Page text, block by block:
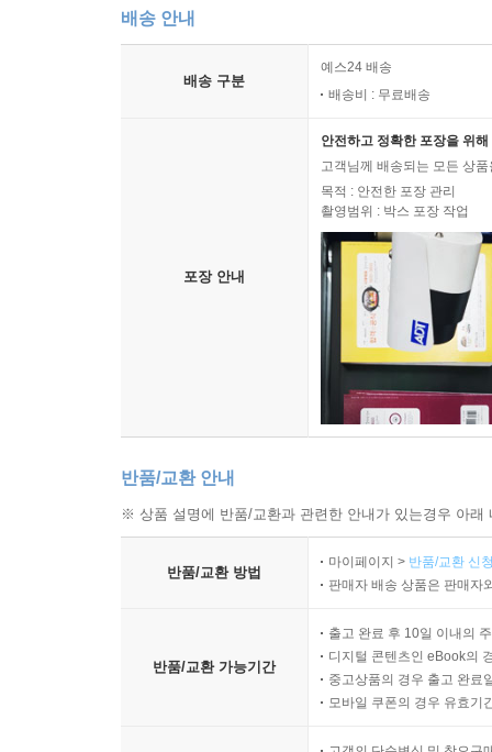
배송 안내
배송 구분
예스24 배송
배송비 : 무료배송
포장 안내
안전하고 정확한 포장을 위
고객님께 배송되는 모든 상
목적 : 안전한 포장 관리
촬영범위 : 박스 포장 작업
반품/교환 안내
※ 상품 설명에 반품/교환과 관련한 안내가 있는경우 아
반품/교환 방법
마이페이지 > 반품/교환 신
판매자 배송 상품은 판매자
반품/교환 가능기간
출고 완료 후 10일 이내의
디지털 콘텐츠인 eBook의
중고상품의 경우 출고 완료
모바일 쿠폰의 경우 유효기